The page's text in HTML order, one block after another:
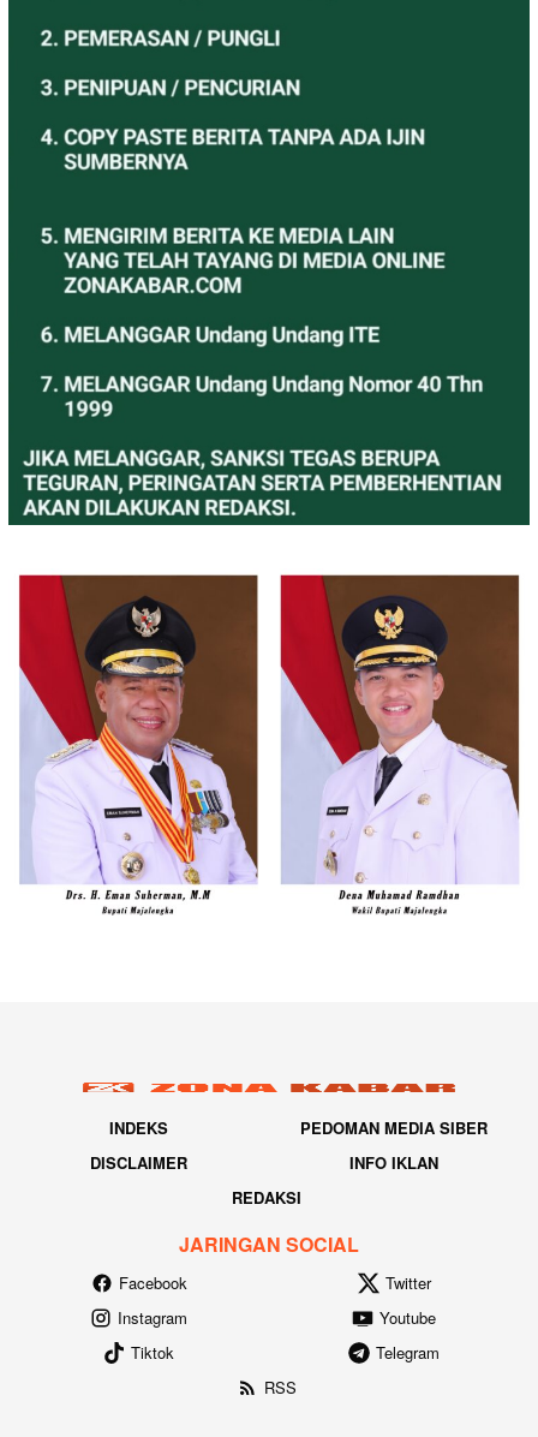
INDEKS
PEDOMAN MEDIA SIBER
DISCLAIMER
INFO IKLAN
REDAKSI
JARINGAN SOCIAL
Facebook
Twitter
Instagram
Youtube
Tiktok
Telegram
RSS